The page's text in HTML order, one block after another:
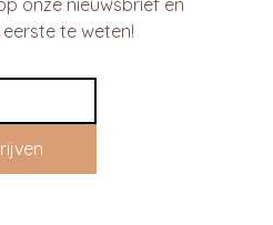
onze nieuwsbrief en
te weten!